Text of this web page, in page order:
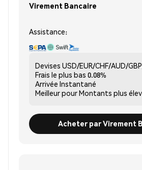
Virement Bancaire
Assistance:
Devises USD/EUR/CHF/AUD/
Frais le plus bas 0.08%
Arrivée Instantané
Meilleur pourMontants plus
Acheter par Virement